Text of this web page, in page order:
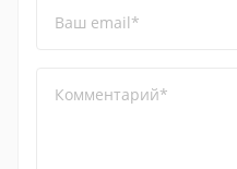
Ваш email*
Комментарий*